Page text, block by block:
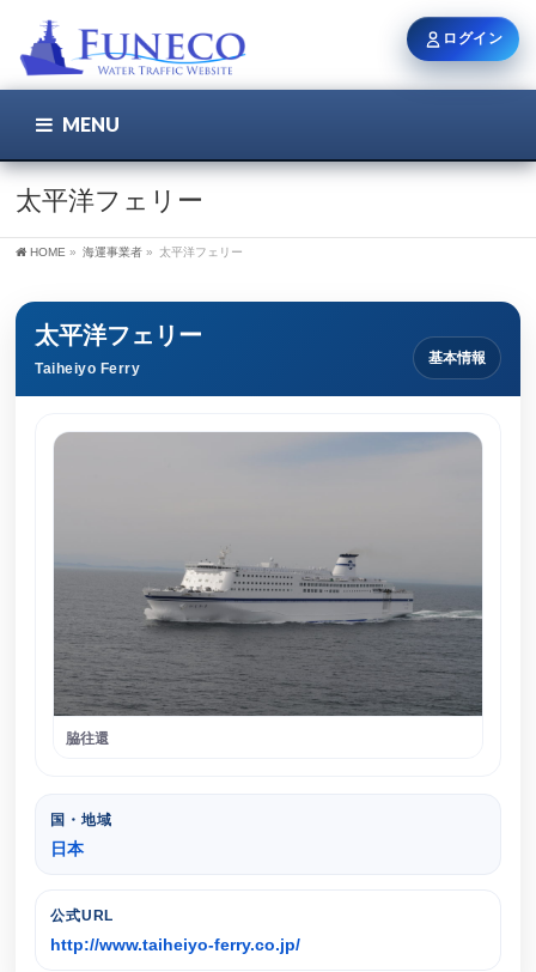
MENU
太平洋フェリー
HOME » 海運事業者 » 太平洋フェリー
太平洋フェリー
Taiheiyo Ferry
基本情報
脇往還
国・地域
日本
公式URL
http://www.taiheiyo-ferry.co.jp/
ログイン
ユーザー名 / メール
ログイン状態を保持